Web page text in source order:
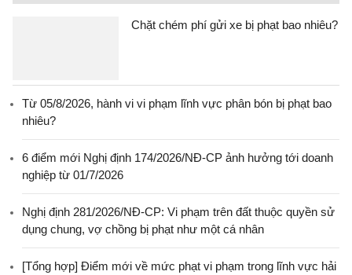
Chặt chém phí gửi xe bị phạt bao nhiêu?
Từ 05/8/2026, hành vi vi phạm lĩnh vực phân bón bị phạt bao
nhiêu?
6 điểm mới Nghị định 174/2026/NĐ-CP ảnh hưởng tới doanh
nghiệp từ 01/7/2026
Nghị định 281/2026/NĐ-CP: Vi phạm trên đất thuộc quyền sử
dụng chung, vợ chồng bị phạt như một cá nhân
[Tổng hợp] Điểm mới về mức phạt vi phạm trong lĩnh vực hải